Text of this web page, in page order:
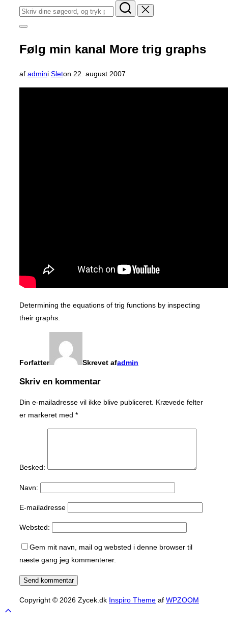
Søg
efter:
Slå
i
sidekolonne
Følg min kanal More trig graphs
af admini Sleton Udgivet
d.
22. august 2007
Determining the equations of trig functions by inspecting
their graphs.
Forfatter Skrevet afadmin
Skriv en kommentar
Din e-mailadresse vil ikke blive publiceret. Krævede felter
er markeret med *
Besked:
Navn:
E-mailadresse
Websted:
Gem mit navn, mail og websted i denne browser til
næste gang jeg kommenterer.
Copyright © 2026 Zycek.dk Inspiro Theme af WPZOOM